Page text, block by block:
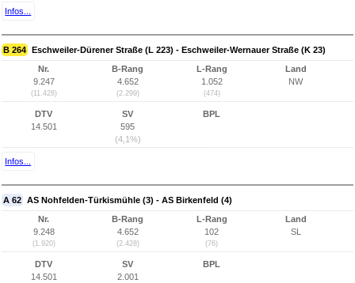
Infos...
B 264 Eschweiler-Dürener Straße (L 223) - Eschweiler-Wernauer Straße (K 23)
Nr.
9.247
(11.428)
B-Rang
4.652
(2.299)
L-Rang
1.052
(474)
Land
NW
DTV
14.501
SV
595
(4,1%)
BPL
Infos...
A 62 AS Nohfelden-Türkismühle (3) - AS Birkenfeld (4)
Nr.
9.248
(1.920)
B-Rang
4.652
(2.428)
L-Rang
102
(76)
Land
SL
DTV
14.501
SV
2.001
BPL